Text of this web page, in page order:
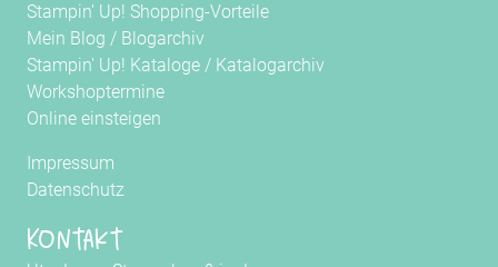
Stampin' Up! Shopping-Vorteile
Mein Blog / Blogarchiv
Stampin' Up! Kataloge / Katalogarchiv
Workshoptermine
Online einsteigen
Impressum
Datenschutz
Kontakt